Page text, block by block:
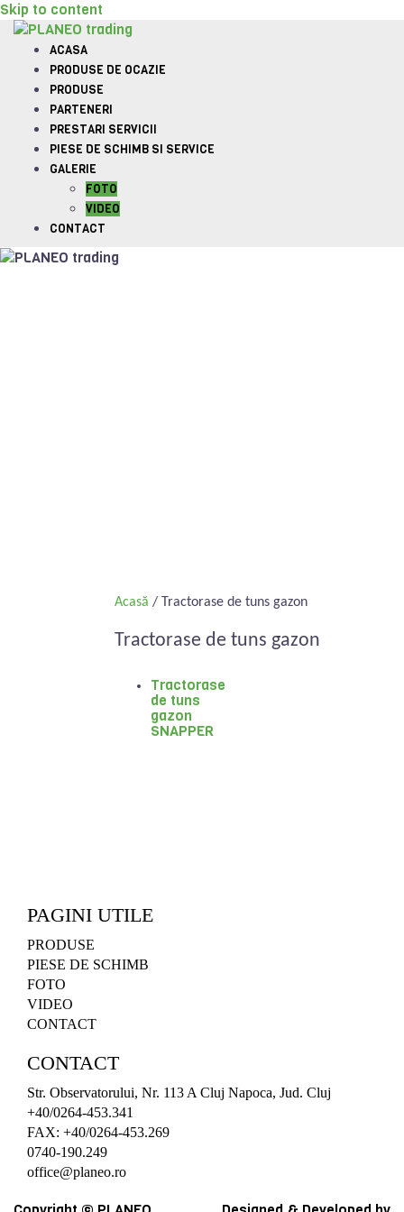
Skip to content
ACASA
PRODUSE DE OCAZIE
PRODUSE
PARTENERI
PRESTARI SERVICII
PIESE DE SCHIMB SI SERVICE
GALERIE
FOTO
VIDEO
CONTACT
Acasă / Tractorase de tuns gazon
Tractorase de tuns gazon
Tractorase
de tuns
gazon
SNAPPER
PAGINI UTILE
PRODUSE
PIESE DE SCHIMB
FOTO
VIDEO
CONTACT
CONTACT
Str. Observatorului, Nr. 113 A Cluj Napoca, Jud. Cluj
+40/0264-453.341
FAX: +40/0264-453.269
0740-190.249
office@planeo.ro